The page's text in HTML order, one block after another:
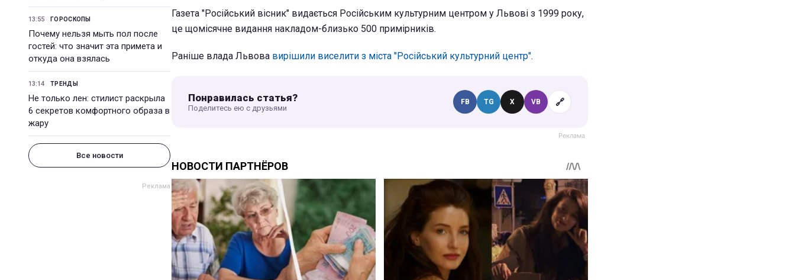
13:55 ГОРОСКОПЫ
Почему нельзя мыть пол после
гостей: что значит эта примета и
откуда она взялась
13:14 ТРЕНДЫ
Не только лен: стилист раскрыла
6 секретов комфортного образа в
жару
Все новости
Газета "Російський вісник" видається Російським культурним центром у Львові з 1999 року,
це щомісячне видання накладом-близько 500 примірників.
Раніше влада Львова вирішили виселити з міста "Російський культурний центр".
Понравилась статья?
Поделитесь ею с друзьями
FB TG X VB 🔗